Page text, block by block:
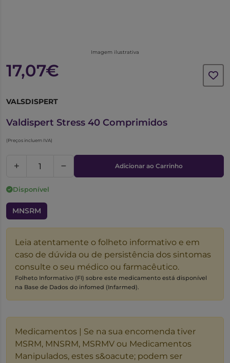
Imagem ilustrativa
17,07€
VALSDISPERT
Valdispert Stress 40 Comprimidos
(Preços incluem IVA)
Adicionar ao Carrinho
Disponível
MNSRM
Leia atentamente o folheto informativo e em
caso de dúvida ou de persistência dos sintomas
consulte o seu médico ou farmacêutico.
Folheto Informativo (FI) sobre este medicamento está disponível
na Base de Dados do infomed (Infarmed).
Medicamentos | Se na sua encomenda tiver
MSRM, MNSRM, MSRMV ou Medicamentos
Manipulados, estes s&oacute; podem ser